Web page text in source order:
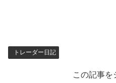
トレーダー日記
この記事を